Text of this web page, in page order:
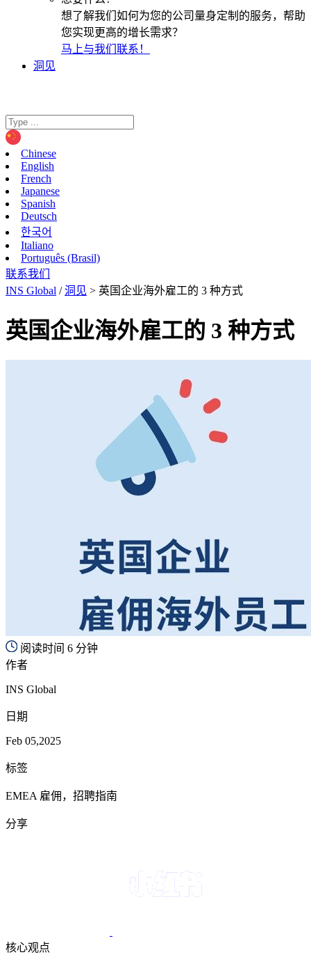
想了解我们如何为您的公司量身定制的服务，帮助
您实现更高的增长需求？
马上与我们联系！
洞见
Chinese
English
French
Japanese
Spanish
Deutsch
한국어
Italiano
Português (Brasil)
联系我们
INS Global /洞见 > 英国企业海外雇工的 3 种方式
英国企业海外雇工的 3 种方式
阅读时间 6 分钟
作者
INS Global
日期
Feb 05,2025
标签
EMEA 雇佣，招聘指南
分享
核心观点